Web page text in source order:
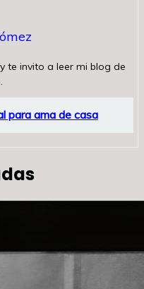
te invito a leer mi blog de
para ama de casa